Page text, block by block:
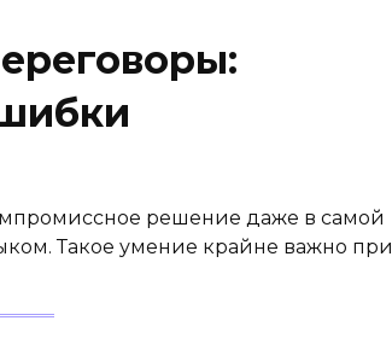
решение даже в самой
Такое умение крайне важно при